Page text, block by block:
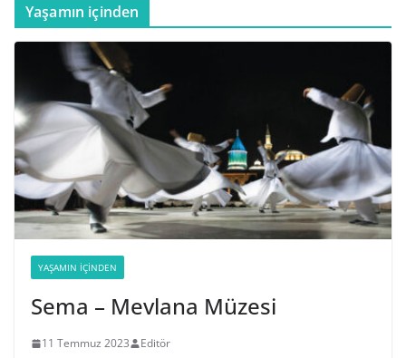
Yaşamın içinden
YAŞAMIN İÇINDEN
Sema – Mevlana Müzesi
11 Temmuz 2023 Editör